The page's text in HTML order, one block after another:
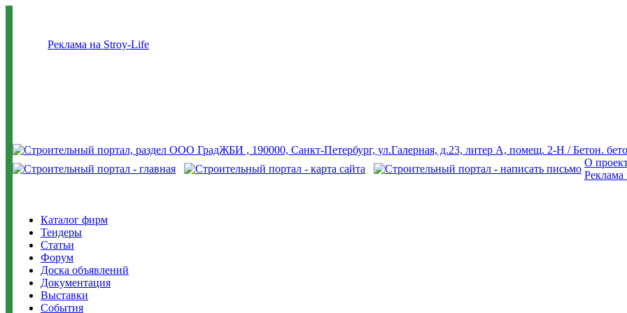
Реклама на Stroy-Life
О
Реклама
Каталог фирм
Тендеры
Статьи
Форум
Доска объявлений
Документация
Выставки
События